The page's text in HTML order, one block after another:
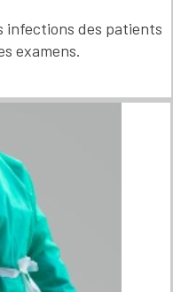
infections des patients
examens.